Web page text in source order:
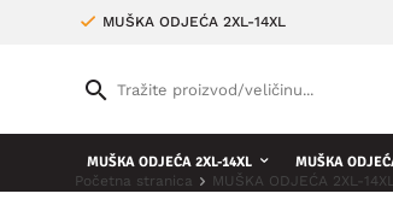
MUŠKA ODJEĆA 2XL-14XL
MUŠKA ODJEĆA 2XL-14XL MUŠKA
Početna stranica MUŠKA ODJEĆA 2XL-